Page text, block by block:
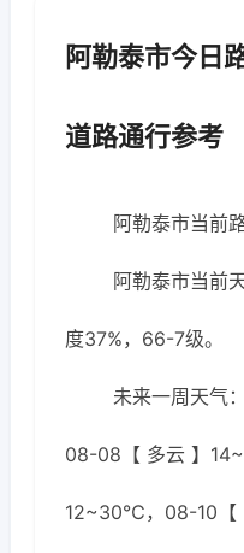
阿勒泰市今日
道路通行参考
阿勒泰市当前
阿勒泰市当前
度37%，66-7级。
未来一周天气
08-08【 多云 】
12~30℃，08-10【